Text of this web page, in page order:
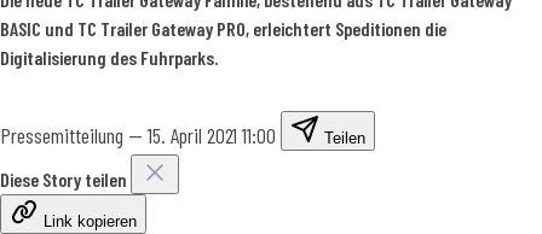
BASIC und TC Trailer Gateway PRO, erleichtert Speditionen die
Digitalisierung des Fuhrparks.
Pressemitteilung —15. April 2021 11:00 Teilen
Diese Story teilen
Link kopieren